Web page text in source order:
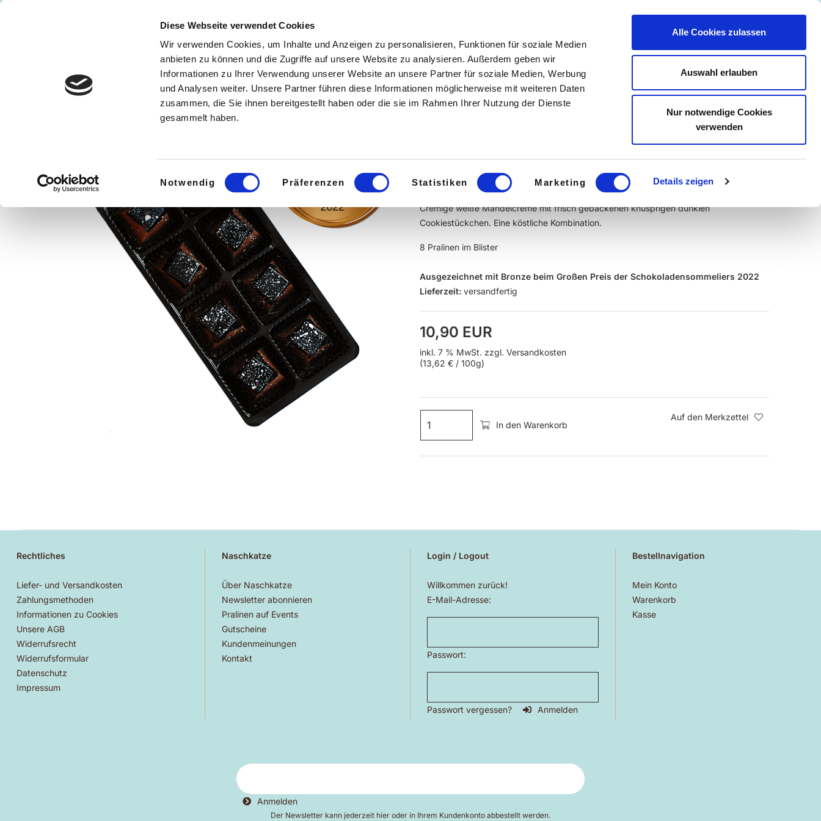
Diese Webseite verwendet Cookies
Wir verwenden Cookies, um Inhalte und Anzeigen zu personalisieren, Funktionen für soziale Medien
anbieten zu können und die Zugriffe auf unsere Website zu analysieren. Außerdem geben wir
Informationen zu Ihrer Verwendung unserer Website an unsere Partner für soziale Medien, Werbung
und Analysen weiter. Unsere Partner führen diese Informationen möglicherweise mit weiteren Daten
zusammen, die Sie ihnen bereitgestellt haben oder die sie im Rahmen Ihrer Nutzung der Dienste
gesammelt haben.
Einwilligungsauswahl
Notwendig Präferenzen Statistiken Marketing Details zeigen
Alle Cookies zulassen
Auswahl erlauben
Nur notwendige Cookies
verwenden
Kontakt +49 (0)2506/5891101
FIRMENKUNDEN PRALINEN SCHOKOLADEN GASTGESCHENKE PRALINENKURSE
8er Packung Mandel-Cookie-
Cremige weiße Mandelcreme mit frisch gebackenen knusprigen dunklen
Cookiestückchen. Eine köstliche Kombination.
8 Pralinen im Blister
Ausgezeichnet mit Bronze beim Großen Preis der Schokoladensommeliers 2022
Lieferzeit: versandfertig
10,90 EUR
inkl. 7 % MwSt. zzgl. Versandkosten
(13,62 € / 100g)
In den Warenkorb
Auf den Merkzettel
Rechtliches
Liefer- und Versandkosten
Zahlungsmethoden
Informationen zu Cookies
Unsere AGB
Widerrufsrecht
Widerrufsformular
Datenschutz
Impressum
Naschkatze
Über Naschkatze
Newsletter abonnieren
Pralinen auf Events
Gutscheine
Kundenmeinungen
Kontakt
Login / Logout
Willkommen zurück!
E-Mail-Adresse:
Passwort:
Passwort vergessen? Anmelden
Bestellnavigation
Mein Konto
Warenkorb
Kasse
Anmelden
Der Newsletter kann jederzeit hier oder in Ihrem Kundenkonto abbestellt werden.